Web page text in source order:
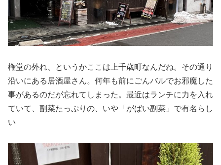
権堂の外れ、というかここは上千歳町なんだね。その通り
沿いにある居酒屋さん。何年も前にごんバルでお邪魔した
事があるのだが忘れてしまった。最近はランチに力を入れ
ていて、副菜たっぷりの、いや「がばい副菜」で有名らし
い